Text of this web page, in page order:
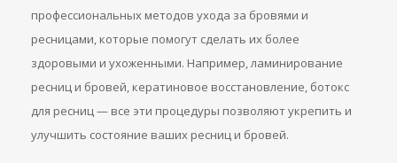
профессиональных методов ухода за бровями и
ресницами, которые помогут сделать их более
здоровыми и ухоженными. Например, ламинирование
ресниц и бровей, кератиновое восстановление, ботокс
для ресниц — все эти процедуры позволяют укрепить и
улучшить состояние ваших ресниц и бровей.